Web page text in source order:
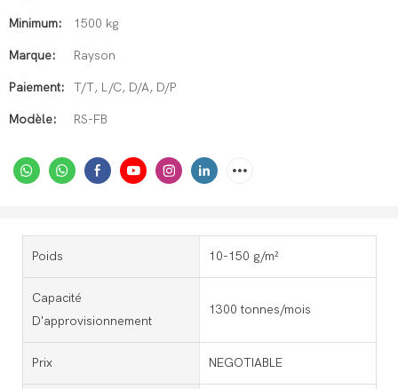
Minimum: 1500 kg
Marque: Rayson
Paiement: T/T, L/C, D/A, D/P
Modèle: RS-FB
Poids 10-150 g/m²
Capacité
D'approvisionnement
1300 tonnes/mois
Prix NEGOTIABLE